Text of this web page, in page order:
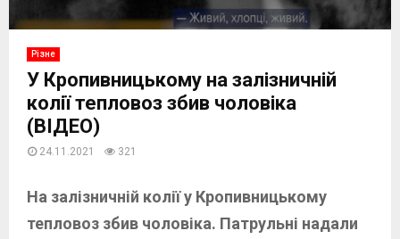
Різне
У Кропивницькому на залізничній
колії тепловоз збив чоловіка
(ВІДЕО)
24.11.2021 321
На залізничній колії у Кропивницькому
тепловоз збив чоловіка. Патрульні надали